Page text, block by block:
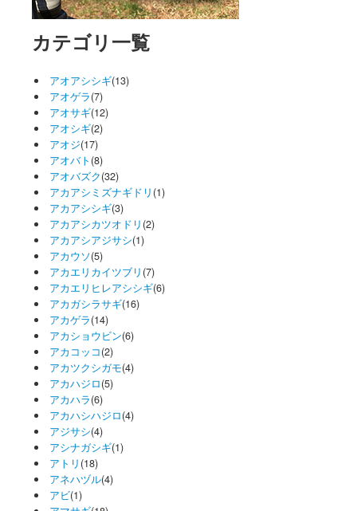
カテゴリ一覧
アオアシシギ(13)
アオゲラ(7)
アオサギ(12)
アオシギ(2)
アオジ(17)
アオバト (8)
アオバズク(32)
アカアシミズナギドリ (1)
アカアシシギ(3)
アカアシカツオドリ (2)
アカアシアジサシ(1)
アカウソ(5)
アカエリカイツブリ (7)
アカエリヒレアシシギ(6)
アカガシラサギ(16)
アカゲラ(14)
アカショウビン(6)
アカコッコ(2)
アカツクシガモ(4)
アカハジロ(5)
アカハラ(6)
アカハシハジロ(4)
アジサシ(4)
アシナガシギ(1)
アトリ (18)
アネハヅル(4)
アビ(1)